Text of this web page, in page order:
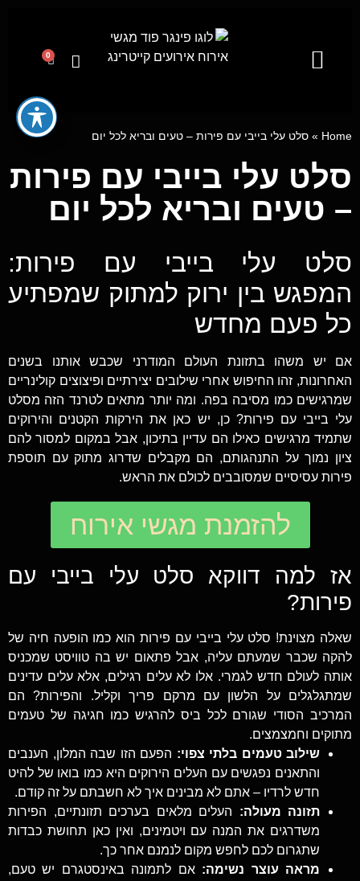
0
Home
» סלט עלי בייבי עם פירות – טעים ובריא לכל יום
סלט עלי בייבי עם פירות
– טעים ובריא לכל יום
סלט עלי בייבי עם פירות:
המפגש בין ירוק למתוק שמפתיע
כל פעם מחדש
אם יש משהו בתזונת העולם המודרני שכבש אותנו בשנים
האחרונות, זהו החיפוש אחרי שילובים יצירתיים ופיצוצים קולינריים
שמרגישים כמו מסיבה בפה. ומה יותר מתאים לטרנד הזה מסלט
עלי בייבי עם פירות? כן, יש כאן את הירקות הקטנים והירוקים
שתמיד מרגישים כאילו הם עדיין בתיכון, אבל במקום למסור להם
ציון נמוך על התנהגותם, הם מקבלים שדרוג מתוק עם תוספת
פירות עסיסיים שמסובבים לכולם את הראש.
להזמנת מגשי אירוח
אז למה דווקא סלט עלי בייבי עם
פירות?
שאלה מצוינת! סלט עלי בייבי עם פירות הוא כמו הופעה חיה של
להקה שכבר שמעתם עליה, אבל פתאום יש בה טוויסט שמכניס
אותה לעולם חדש לגמרי. אלו לא עלים רגילים, אלא עלים עדינים
שמתגלגלים על הלשון עם מרקם פריך וקליל. והפירות? הם
המרכיב הסודי שגורם לכל ביס להרגיש כמו חגיגה של טעמים
מתוקים וחמצמצים.
שילוב טעמים בלתי צפוי: הפעם הזו שבה המלון, הענבים
והתאנים נפגשים עם העלים הירוקים היא כמו בואו של להיט
חדש לרדיו – אתם לא מבינים איך לא חשבתם על זה קודם.
תזונה מעולה: העלים מלאים בערכים תזונתיים, הפירות
משדרגים את המנה עם ויטמינים, ואין כאן תחושת כבדות
שתגרום לכם לחפש מקום לנמנם אחר כך.
מראה עוצר נשימה: אם לתמונה באינסטגרם יש טעם,